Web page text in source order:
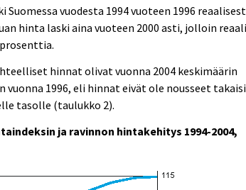
Suomessa vuodesta 1994 vuoteen 1996
hinta laski aina vuoteen 2000 asti, jolloin
hinnat olivat vuonna 2004 keskimäärin
vuonna 1996, eli hinnat eivät ole nousseet
tasolle (taulukko 2).
ja ravinnon hintakehitys 1994-2004,